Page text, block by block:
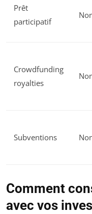
Prêt
participatif
Crowdfunding
royalties
Subventions
Comment
avec vos